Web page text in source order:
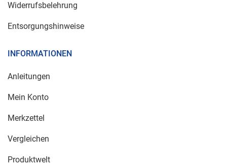
Widerrufsbelehrung
Entsorgungshinweise
INFORMATIONEN
Anleitungen
Mein Konto
Merkzettel
Vergleichen
Produktwelt